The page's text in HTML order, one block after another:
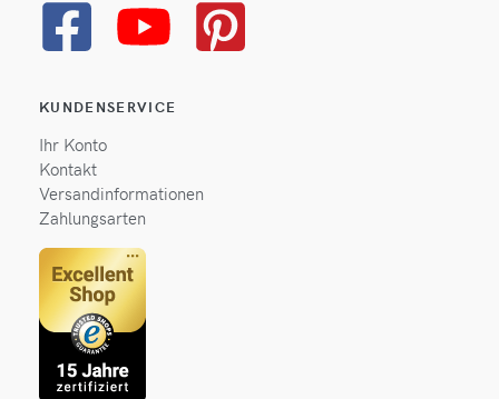
KUNDENSERVICE
Ihr Konto
Kontakt
Versandinformationen
Zahlungsarten